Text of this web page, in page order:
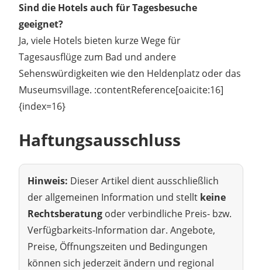
Sind die Hotels auch für Tagesbesuche
geeignet?
Ja, viele Hotels bieten kurze Wege für
Tagesausflüge zum Bad und andere
Sehenswürdigkeiten wie den Heldenplatz oder das
Museumsvillage. :contentReference[oaicite:16]
{index=16}
Haftungsausschluss
Hinweis: Dieser Artikel dient ausschließlich
der allgemeinen Information und stellt keine
Rechtsberatung oder verbindliche Preis- bzw.
Verfügbarkeits-Information dar. Angebote,
Preise, Öffnungszeiten und Bedingungen
können sich jederzeit ändern und regional